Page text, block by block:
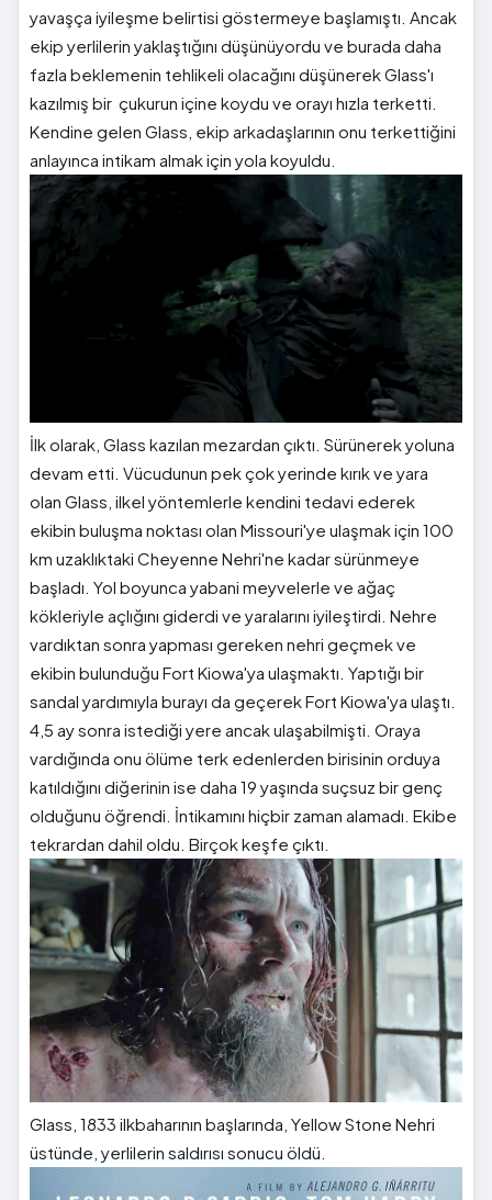
yavaşça iyileşme belirtisi göstermeye başlamıştı. Ancak
ekip yerlilerin yaklaştığını düşünüyordu ve burada daha
fazla beklemenin tehlikeli olacağını düşünerek Glass'ı
kazılmış bir çukurun içine koydu ve orayı hızla terketti.
Kendine gelen Glass, ekip arkadaşlarının onu terkettiğini
anlayınca intikam almak için yola koyuldu.
İlk olarak, Glass kazılan mezardan çıktı. Sürünerek yoluna
devam etti. Vücudunun pek çok yerinde kırık ve yara
olan Glass, ilkel yöntemlerle kendini tedavi ederek
ekibin buluşma noktası olan Missouri'ye ulaşmak için 100
km uzaklıktaki Cheyenne Nehri'ne kadar sürünmeye
başladı. Yol boyunca yabani meyvelerle ve ağaç
kökleriyle açlığını giderdi ve yaralarını iyileştirdi. Nehre
vardıktan sonra yapması gereken nehri geçmek ve
ekibin bulunduğu Fort Kiowa'ya ulaşmaktı. Yaptığı bir
sandal yardımıyla burayı da geçerek Fort Kiowa'ya ulaştı.
4,5 ay sonra istediği yere ancak ulaşabilmişti. Oraya
vardığında onu ölüme terk edenlerden birisinin orduya
katıldığını diğerinin ise daha 19 yaşında suçsuz bir genç
olduğunu öğrendi. İntikamını hiçbir zaman alamadı. Ekibe
tekrardan dahil oldu. Birçok keşfe çıktı.
Glass, 1833 ilkbaharının başlarında, Yellow Stone Nehri
üstünde, yerlilerin saldırısı sonucu öldü.